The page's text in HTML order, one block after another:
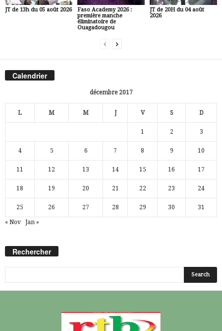
JT de 13h du 05 août 2026
Faso Academy 2026 :
première manche
éliminatoire de
Ouagadougou
JT de 20H du 04 août
2026
Calendrier
décembre 2017
L M M J V S D
1 2 3
4 5 6 7 8 9 10
11 12 13 14 15 16 17
18 19 20 21 22 23 24
25 26 27 28 29 30 31
« Nov Jan »
Rechercher